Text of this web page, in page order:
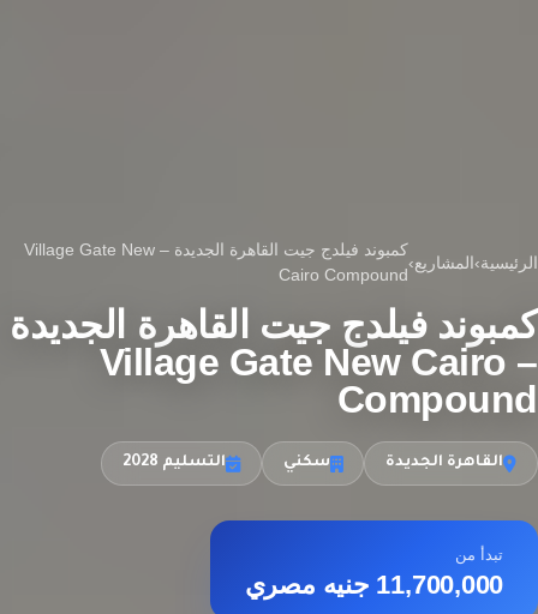
الرئيسية›المشاريع›
كمبوند فيلدج جيت القاهرة الجديدة – Village Gate New
Cairo Compound
كمبوند فيلدج جيت القاهرة الجديدة
– Village Gate New Cairo
Compound
القاهرة الجديدة سكني التسليم 2028
تبدأ من
11,700,000 جنيه مصري